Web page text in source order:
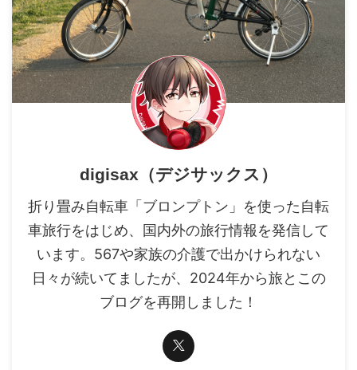
digisax（デジサックス）
折り畳み自転車「ブロンプトン」を使った自転
車旅行をはじめ、国内外の旅行情報を発信して
います。567や家族の介護で出かけられない
日々が続いてましたが、2024年から旅とこの
ブログを再開しました！